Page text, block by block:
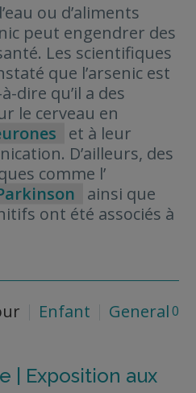
ou d’aliments
peut engendrer des
Les scientifiques
que l’arsenic est
dire qu’il a des
le cerveau en
et à leur
D’ailleurs, des
comme l’
ainsi que
ont été associés à
0
Enfant
General
| Exposition aux